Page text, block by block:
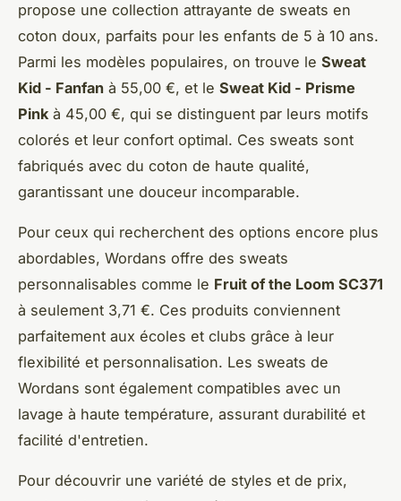
propose une collection attrayante de sweats en
coton doux, parfaits pour les enfants de 5 à 10 ans.
Parmi les modèles populaires, on trouve le Sweat
Kid - Fanfan à 55,00 €, et le Sweat Kid - Prisme
Pink à 45,00 €, qui se distinguent par leurs motifs
colorés et leur confort optimal. Ces sweats sont
fabriqués avec du coton de haute qualité,
garantissant une douceur incomparable.
Pour ceux qui recherchent des options encore plus
abordables, Wordans offre des sweats
personnalisables comme le Fruit of the Loom SC371
à seulement 3,71 €. Ces produits conviennent
parfaitement aux écoles et clubs grâce à leur
flexibilité et personnalisation. Les sweats de
Wordans sont également compatibles avec un
lavage à haute température, assurant durabilité et
facilité d'entretien.
Pour découvrir une variété de styles et de prix,